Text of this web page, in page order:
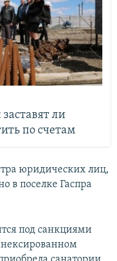
ли
по счетам
юридических лиц,
в поселке Гаспра
под санкциями